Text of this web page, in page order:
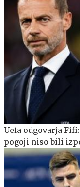
Uefa odgovarja
pogoji niso bili